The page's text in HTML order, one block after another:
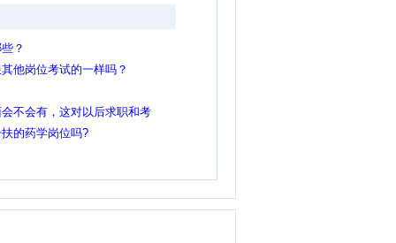
？
他岗位考试的一样吗？
不会有，这对以后求职和考
色弱，当时高中不懂就没去
的药学岗位吗?